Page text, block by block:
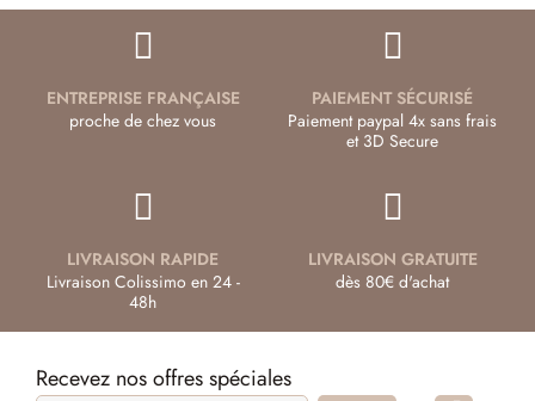
ENTREPRISE FRANÇAISE
proche de chez vous
PAIEMENT SÉCURISÉ
Paiement paypal 4x sans frais
et 3D Secure
LIVRAISON RAPIDE
Livraison Colissimo en 24 -
48h
LIVRAISON GRATUITE
dès 80€ d'achat
Recevez nos offres spéciales